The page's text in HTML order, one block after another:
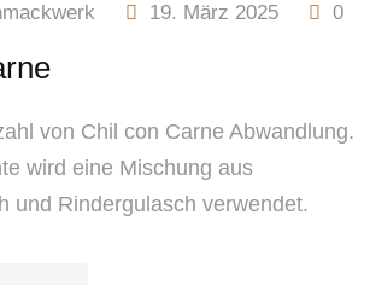
19. März 2025 0
von Chil con Carne Abwandlung.
wird eine Mischung aus
und Rindergulasch verwendet.